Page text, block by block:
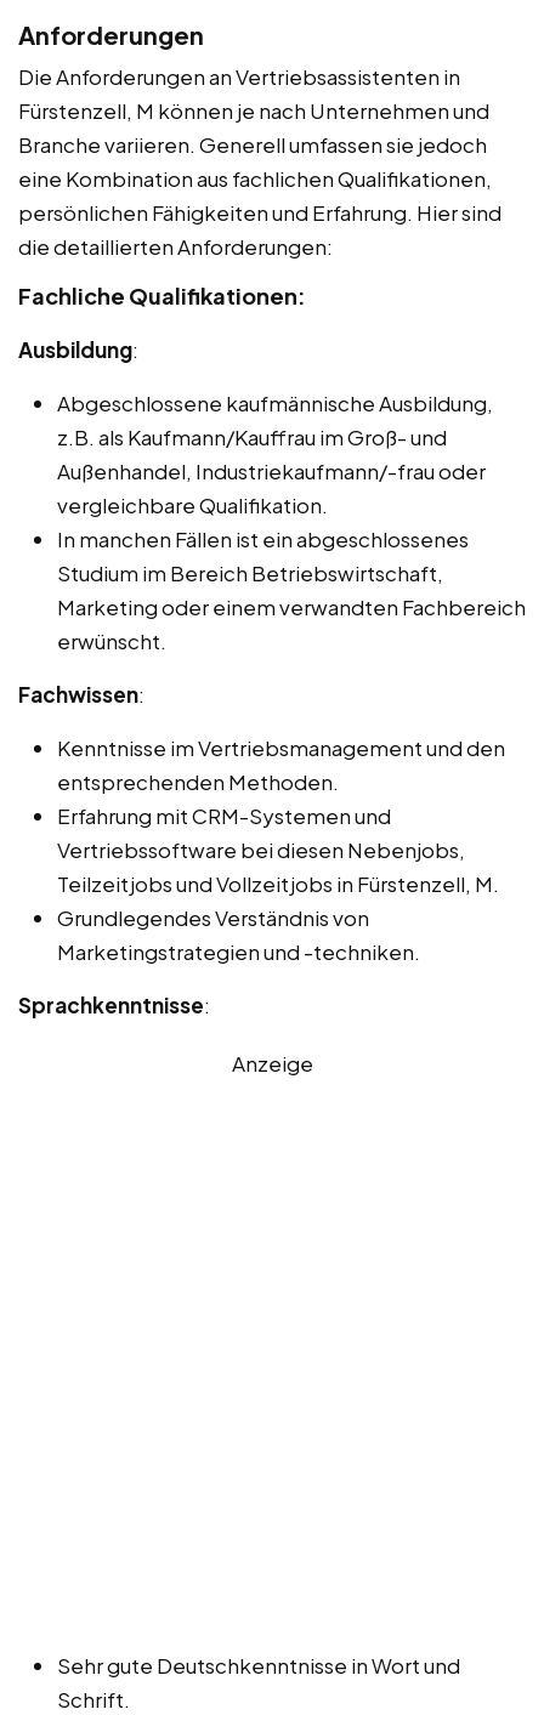
Anforderungen
Die Anforderungen an Vertriebsassistenten in
Fürstenzell, M können je nach Unternehmen und
Branche variieren. Generell umfassen sie jedoch
eine Kombination aus fachlichen Qualifikationen,
persönlichen Fähigkeiten und Erfahrung. Hier sind
die detaillierten Anforderungen:
Fachliche Qualifikationen:
Ausbildung:
Abgeschlossene kaufmännische Ausbildung,
z.B. als Kaufmann/Kauffrau im Groß- und
Außenhandel, Industriekaufmann/-frau oder
vergleichbare Qualifikation.
In manchen Fällen ist ein abgeschlossenes
Studium im Bereich Betriebswirtschaft,
Marketing oder einem verwandten Fachbereich
erwünscht.
Fachwissen:
Kenntnisse im Vertriebsmanagement und den
entsprechenden Methoden.
Erfahrung mit CRM-Systemen und
Vertriebssoftware bei diesen Nebenjobs,
Teilzeitjobs und Vollzeitjobs in Fürstenzell, M.
Grundlegendes Verständnis von
Marketingstrategien und -techniken.
Sprachkenntnisse:
Anzeige
Sehr gute Deutschkenntnisse in Wort und
Schrift.